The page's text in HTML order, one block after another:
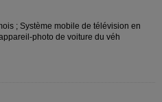
; Système mobile de télévision en
photo de voiture du véh